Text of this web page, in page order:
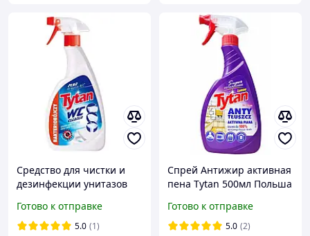
Средство для чистки и
дезинфекции унитазов
Готово к отправке
5.0 (1)
Спрей Антижир активная
пена Tytan 500мл Польша
Готово к отправке
5.0 (2)